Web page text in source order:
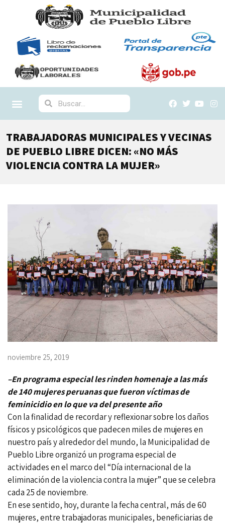
TRABAJADORAS MUNICIPALES Y VECINAS
DE PUEBLO LIBRE DICEN: «NO MÁS
VIOLENCIA CONTRA LA MUJER»
noviembre 25, 2019
–En programa especial les rinden homenaje a las más
de 140 mujeres peruanas que fueron víctimas de
feminicidio en lo que va del presente año
Con la finalidad de recordar y reflexionar sobre los daños
físicos y psicológicos que padecen miles de mujeres en
nuestro país y alrededor del mundo, la Municipalidad de
Pueblo Libre organizó un programa especial de
actividades en el marco del “Día internacional de la
eliminación de la violencia contra la mujer” que se celebra
cada 25 de noviembre.
En ese sentido, hoy, durante la fecha central, más de 60
mujeres, entre trabajadoras municipales, beneficiarias de